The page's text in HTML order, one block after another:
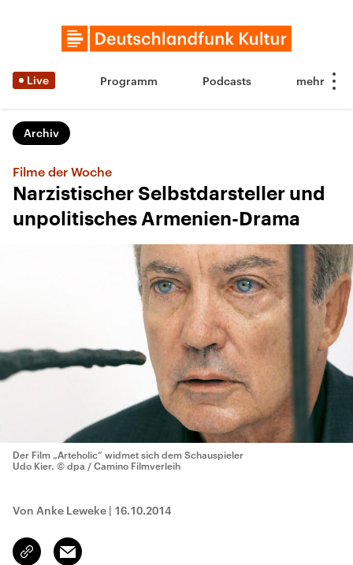
Live Programm Podcasts
Archiv
Filme der Woche
Narzistischer Selbstdarsteller und
unpolitisches Armenien-Drama
Der Film „Arteholic“ widmet sich dem Schauspieler
Udo Kier. © dpa / Camino Filmverleih
Von Anke Leweke | 16.10.2014
Link
kopieren/teilen
Email